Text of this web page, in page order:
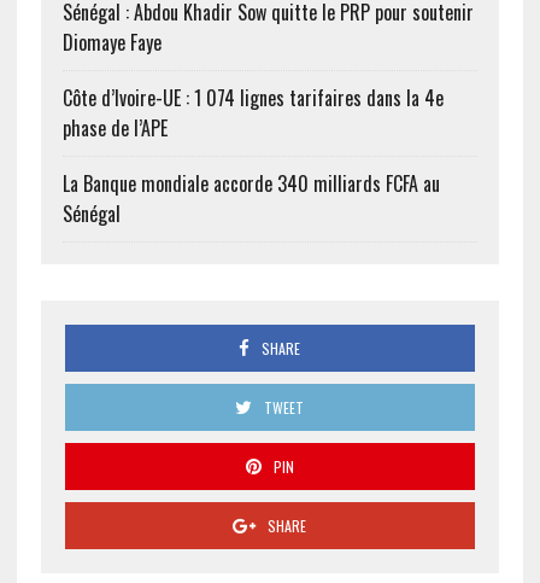
Sénégal : Abdou Khadir Sow quitte le PRP pour soutenir
Diomaye Faye
Côte d’Ivoire-UE : 1 074 lignes tarifaires dans la 4e
phase de l’APE
La Banque mondiale accorde 340 milliards FCFA au
Sénégal
SHARE
TWEET
PIN
SHARE